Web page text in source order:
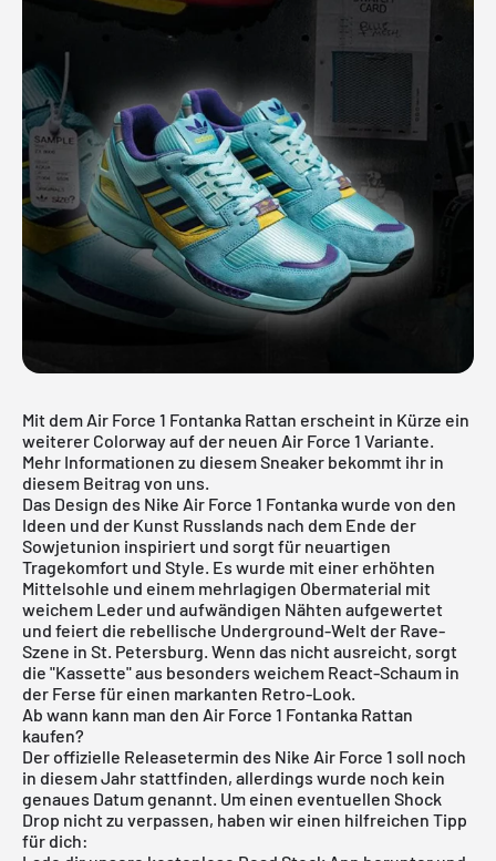
Mit dem Air Force 1 Fontanka Rattan erscheint in Kürze ein
weiterer Colorway auf der neuen Air Force 1 Variante.
Mehr Informationen zu diesem Sneaker bekommt ihr in
diesem Beitrag von uns.
Das Design des Nike Air Force 1 Fontanka wurde von den
Ideen und der Kunst Russlands nach dem Ende der
Sowjetunion inspiriert und sorgt für neuartigen
Tragekomfort und Style. Es wurde mit einer erhöhten
Mittelsohle und einem mehrlagigen Obermaterial mit
weichem Leder und aufwändigen Nähten aufgewertet
und feiert die rebellische Underground-Welt der Rave-
Szene in St. Petersburg. Wenn das nicht ausreicht, sorgt
die "Kassette" aus besonders weichem React-Schaum in
der Ferse für einen markanten Retro-Look.
Ab wann kann man den Air Force 1 Fontanka Rattan
kaufen?
Der offizielle Releasetermin des Nike Air Force 1 soll noch
in diesem Jahr stattfinden, allerdings wurde noch kein
genaues Datum genannt. Um einen eventuellen Shock
Drop nicht zu verpassen, haben wir einen hilfreichen Tipp
für dich: